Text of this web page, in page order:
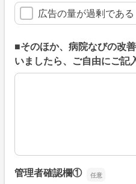
広告の量が過剰である
■そのほか、病院なびの改
いましたら、ご自由にご記
■そのほか、病院なびの改
管理者確認欄①